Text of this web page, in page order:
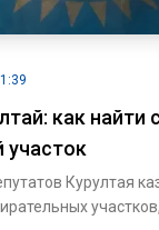
как найти
участок
Курултая